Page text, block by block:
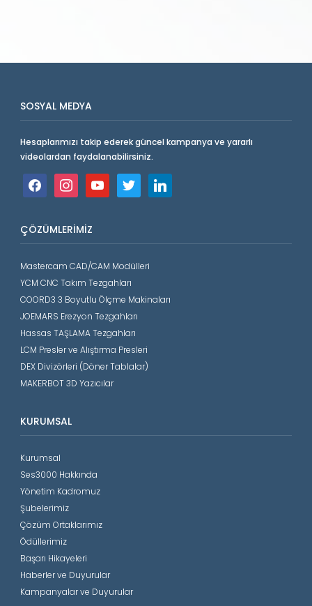
SOSYAL MEDYA
Hesaplarımızı takip ederek güncel kampanya ve yararlı
videolardan faydalanabilirsiniz.
facebookinstagramyoutube twitter linkedin
ÇÖZÜMLERIMIZ
Mastercam CAD/CAM Modülleri
YCM CNC Takım Tezgahları
COORD3 3 Boyutlu Ölçme Makinaları
JOEMARS Erezyon Tezgahları
Hassas TAŞLAMA Tezgahları
LCM Presler ve Alıştırma Presleri
DEX Divizörleri (Döner Tablalar)
MAKERBOT 3D Yazıcılar
KURUMSAL
Kurumsal
Ses3000 Hakkında
Yönetim Kadromuz
Şubelerimiz
Çözüm Ortaklarımız
Ödüllerimiz
Başarı Hikayeleri
Haberler ve Duyurular
Kampanyalar ve Duyurular